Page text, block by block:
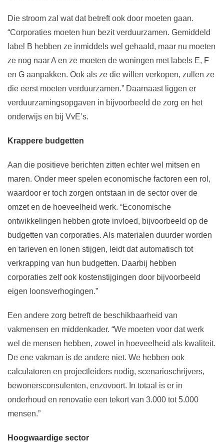
Die stroom zal wat dat betreft ook door moeten gaan.
“Corporaties moeten hun bezit verduurzamen. Gemiddeld
label B hebben ze inmiddels wel gehaald, maar nu moeten
ze nog naar A en ze moeten de woningen met labels E, F
en G aanpakken. Ook als ze die willen verkopen, zullen ze
die eerst moeten verduurzamen.” Daarnaast liggen er
verduurzamingsopgaven in bijvoorbeeld de zorg en het
onderwijs en bij VvE’s.
Krappere budgetten
Aan die positieve berichten zitten echter wel mitsen en
maren. Onder meer spelen economische factoren een rol,
waardoor er toch zorgen ontstaan in de sector over de
omzet en de hoeveelheid werk. “Economische
ontwikkelingen hebben grote invloed, bijvoorbeeld op de
budgetten van corporaties. Als materialen duurder worden
en tarieven en lonen stijgen, leidt dat automatisch tot
verkrapping van hun budgetten. Daarbij hebben
corporaties zelf ook kostenstijgingen door bijvoorbeeld
eigen loonsverhogingen.”
Een andere zorg betreft de beschikbaarheid van
vakmensen en middenkader. “We moeten voor dat werk
wel de mensen hebben, zowel in hoeveelheid als kwaliteit.
De ene vakman is de andere niet. We hebben ook
calculatoren en projectleiders nodig, scenarioschrijvers,
bewonersconsulenten, enzovoort. In totaal is er in
onderhoud en renovatie een tekort van 3.000 tot 5.000
mensen.”
Hoogwaardige sector